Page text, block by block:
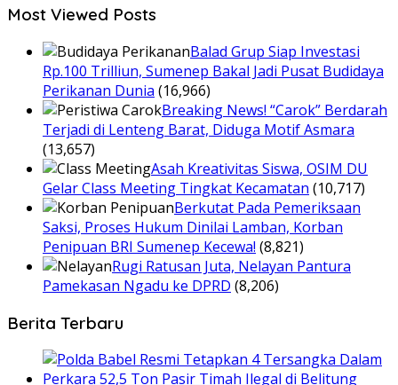
Most Viewed Posts
Balad Grup Siap Investasi
Rp.100 Trilliun, Sumenep Bakal Jadi Pusat Budidaya
Perikanan Dunia (16,966)
Breaking News! “Carok” Berdarah
Terjadi di Lenteng Barat, Diduga Motif Asmara
(13,657)
Asah Kreativitas Siswa, OSIM DU
Gelar Class Meeting Tingkat Kecamatan (10,717)
Berkutat Pada Pemeriksaan
Saksi, Proses Hukum Dinilai Lamban, Korban
Penipuan BRI Sumenep Kecewa! (8,821)
Rugi Ratusan Juta, Nelayan Pantura
Pamekasan Ngadu ke DPRD (8,206)
Berita Terbaru